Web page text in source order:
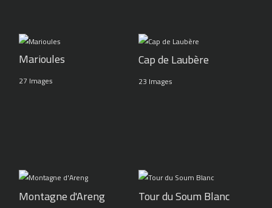
Marioules
27 Images
Cap de Laubère
23 Images
Montagne d'Areng Tour du Soum Blanc